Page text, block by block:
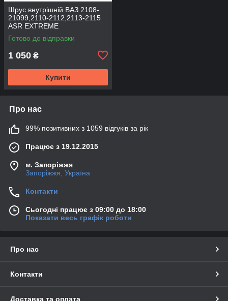
Шрус внутрішній ВАЗ 2108-
21099,2110-2112,2113-2115
ASR EXTREME
Готово до відправки
1 050 ₴
Купити
Про нас
99% позитивних з 1059 відгуків за рік
Працює з 19.12.2015
м. Запоріжжя
Запоріжжя, Україна
Контакти
Сьогодні працює з 09:00 до 18:00
Показати весь графік роботи
Про нас
Контакти
Доставка та оплата